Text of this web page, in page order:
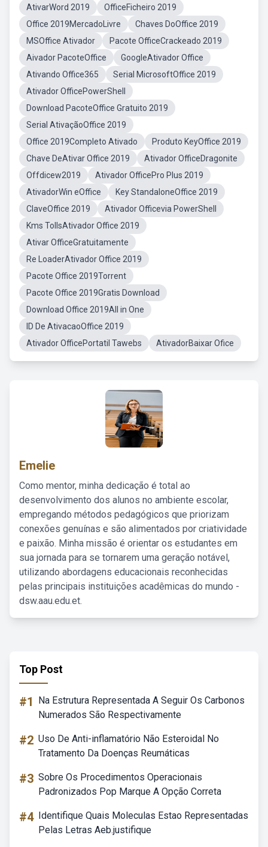
AtivarWord 2019
OfficeFicheiro 2019
Office 2019MercadoLivre
Chaves DoOffice 2019
MSOffice Ativador
Pacote OfficeCrackeado 2019
Aivador PacoteOffice
GoogleAtivador Office
Ativando Office365
Serial MicrosoftOffice 2019
Ativador OfficePowerShell
Download PacoteOffice Gratuito 2019
Serial AtivaçãoOffice 2019
Office 2019Completo Ativado
Produto KeyOffice 2019
Chave DeAtivar Office 2019
Ativador OfficeDragonite
Offdicew2019
Ativador OfficePro Plus 2019
AtivadorWin eOffice
Key StandaloneOffice 2019
ClaveOffice 2019
Ativador Officevia PowerShell
Kms TollsAtivador Office 2019
Ativar OfficeGratuitamente
Re LoaderAtivador Office 2019
Pacote Office 2019Torrent
Pacote Office 2019Gratis Download
Download Office 2019All in One
ID De AtivacaoOffice 2019
Ativador OfficePortatil Tawebs
AtivadorBaixar Ofice
Emelie
Como mentor, minha dedicação é total ao
desenvolvimento dos alunos no ambiente escolar,
empregando métodos pedagógicos que priorizam
conexões genuínas e são alimentados por criatividade
e paixão. Minha missão é orientar os estudantes em
sua jornada para se tornarem uma geração notável,
utilizando abordagens educacionais reconhecidas
pelas principais instituições acadêmicas do mundo -
dsw.aau.edu.et.
Top Post
#1
Na Estrutura Representada A Seguir Os Carbonos
Numerados São Respectivamente
#2 Uso De Anti-inflamatório Não Esteroidal No
Tratamento Da Doenças Reumáticas
#3 Sobre Os Procedimentos Operacionais
Padronizados Pop Marque A Opção Correta
#4 Identifique Quais Moleculas Estao Representadas
Pelas Letras Aeb.justifique